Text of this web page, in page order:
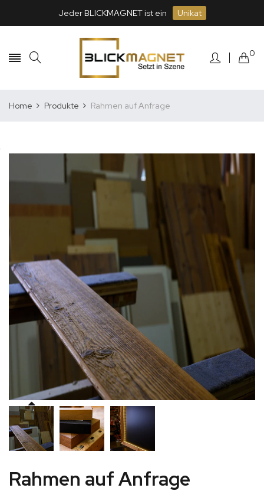
Jeder BLICKMAGNET ist ein Unikat
0
Home Produkte Rahmen auf Anfrage
.
Rahmen auf Anfrage